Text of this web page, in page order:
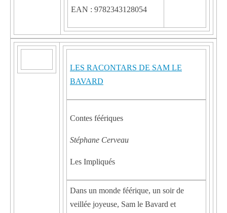
EAN : 9782343128054
LES RACONTARS DE SAM LE
BAVARD
Contes féériques
Stéphane Cerveau
Les Impliqués
Dans un monde féérique, un soir de
veillée joyeuse, Sam le Bavard et